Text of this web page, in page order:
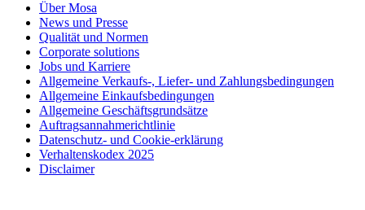
Über Mosa
News und Presse
Qualität und Normen
Corporate solutions
Jobs und Karriere
Allgemeine Verkaufs-, Liefer- und Zahlungsbedingungen
Allgemeine Einkaufsbedingungen
Allgemeine Geschäftsgrundsätze
Auftragsannahmerichtlinie
Datenschutz- und Cookie-erklärung
Verhaltenskodex 2025
Disclaimer